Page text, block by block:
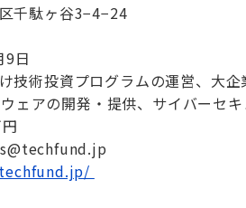
千駄ヶ谷3−4−24
9日
技術投資プログラムの運営、大
ェアの開発・提供、サイバーセ